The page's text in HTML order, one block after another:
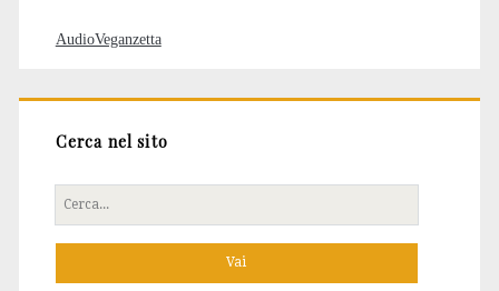
AudioVeganzetta
Cerca nel sito
Cerca
per: